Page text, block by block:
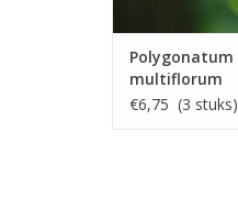
Polygonatum
multiflorum
€6,75 (3 stuks)